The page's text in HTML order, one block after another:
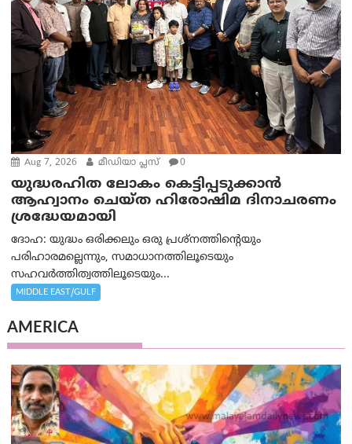
Aug 7, 2026 മീഡിയാ പ്ലസ് 0
യുദ്ധരഹിത ലോകം കെട്ടിപ്പടുക്കാന്‍
ആഹ്വാനം ചെയ്ത ഹിരോഷിമ ദിനാചരണം
ശ്രദ്ധേയമായി
ദോഹ: യുദ്ധം ഒരിക്കലും ഒരു പ്രശ്‌നത്തിന്റെയും
പരിഹാരമല്ലെന്നും, സമാധാനത്തിലൂടെയും
സഹവര്‍ത്തിത്വത്തിലൂടെയും...
MIDDLE EAST/GULF
AMERICA